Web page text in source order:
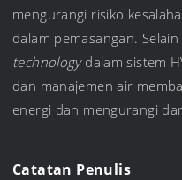
mengurangi risiko
dalam pemasangan.
technologydalam sistem
dan manajemen air
energi dan mengurangi
Catatan Penulis